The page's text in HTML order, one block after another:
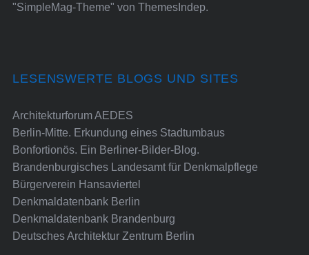
"SimpleMag-Theme" von ThemesIndep.
LESENSWERTE BLOGS UND SITES
Architekturforum AEDES
Berlin-Mitte. Erkundung eines Stadtumbaus
Bonfortionös. Ein Berliner-Bilder-Blog.
Brandenburgisches Landesamt für Denkmalpflege
Bürgerverein Hansaviertel
Denkmaldatenbank Berlin
Denkmaldatenbank Brandenburg
Deutsches Architektur Zentrum Berlin